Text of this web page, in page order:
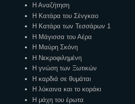
Η Αναζήτηση
Η Κατάρα του Σένγκαο
Η Κατάρα των Τεσσάρων 1
Η Μάγισσα του Αέρα
Η Μαύρη Σκόνη
Η Νεκροφιλημένη
Η γνώση των Ξωτικών
Η καρδιά σε θυμάται
Η λύκαινα και το κοράκι
Η μάχη του έρωτα